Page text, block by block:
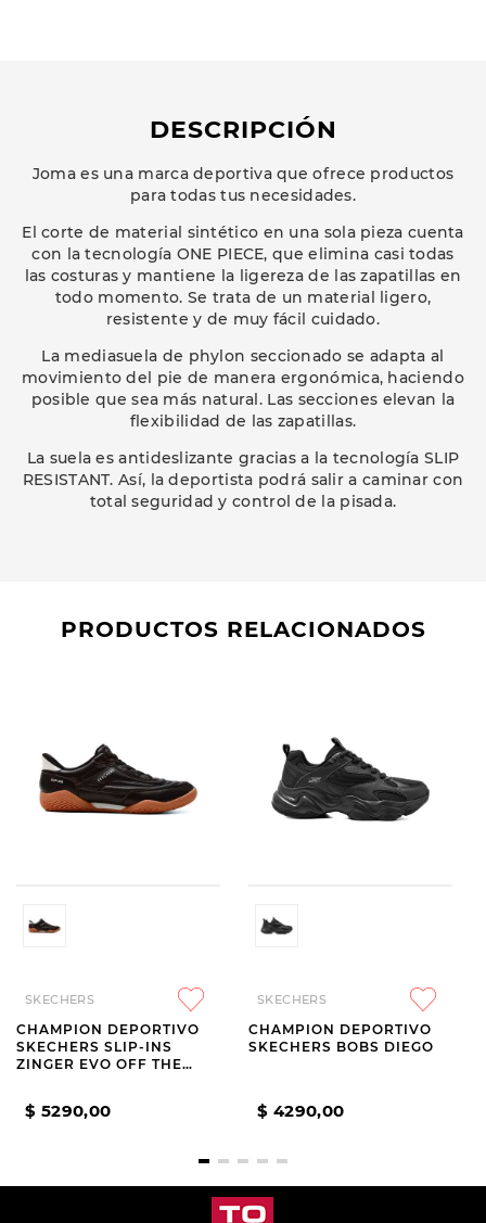
DESCRIPCIÓN
Joma es una marca deportiva que ofrece productos
para todas tus necesidades.
El corte de material sintético en una sola pieza cuenta
con la tecnología ONE PIECE, que elimina casi todas
las costuras y mantiene la ligereza de las zapatillas en
todo momento. Se trata de un material ligero,
resistente y de muy fácil cuidado.
La mediasuela de phylon seccionado se adapta al
movimiento del pie de manera ergonómica, haciendo
posible que sea más natural. Las secciones elevan la
flexibilidad de las zapatillas.
La suela es antideslizante gracias a la tecnología SLIP
RESISTANT. Así, la deportista podrá salir a caminar con
total seguridad y control de la pisada.
PRODUCTOS RELACIONADOS
SKECHERS
CHAMPION DEPORTIVO
SKECHERS SLIP-INS
ZINGER EVO OFF THE
$ 5290,00
SKECHERS
CHAMPION DEPORTIVO
SKECHERS BOBS DIEGO
$ 4290,00